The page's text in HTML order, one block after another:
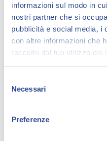
informazioni sul modo in
nostri partner che si
pubblicità e social media, i
con altre informazioni che
raccolto dal tuo utilizzo dei
delNecessari
Preferenze
Fabio Bartolini(Firenze,
d’arte di Firenze in
fumettisticamente
Appassionato di fumetti,
l’idea di farne una
tempo libero. Dopo anni
Pierlambicchi di Prato